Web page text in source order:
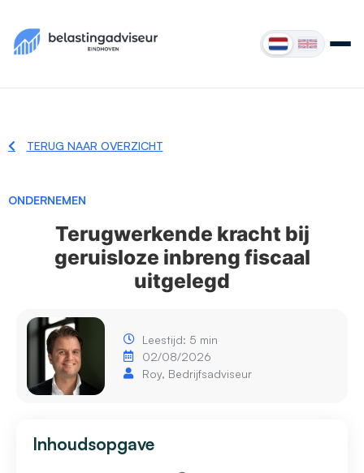
TERUG NAAR OVERZICHT
ONDERNEMEN
Terugwerkende kracht bij
geruisloze inbreng fiscaal
uitgelegd
Leestijd: 5 min
02/08/2026
Roy, Bedrijfsadviseur
Inhoudsopgave